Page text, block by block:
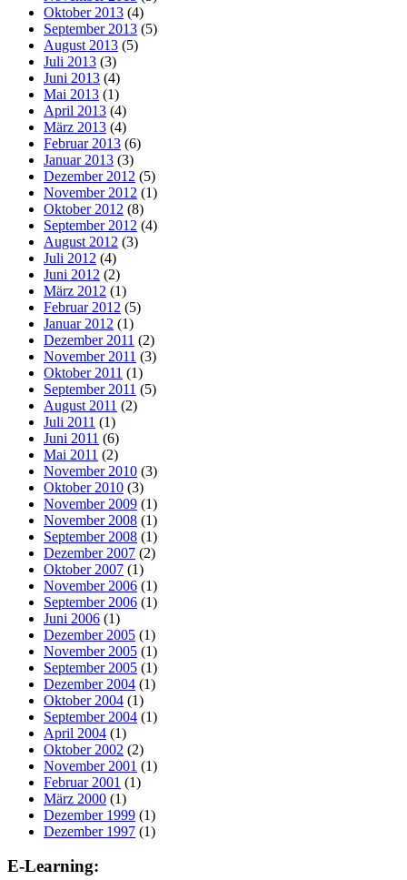
Oktober 2013 (4)
September 2013 (5)
August 2013 (5)
Juli 2013 (3)
Juni 2013 (4)
Mai 2013 (1)
April 2013 (4)
März 2013 (4)
Februar 2013 (6)
Januar 2013 (3)
Dezember 2012 (5)
November 2012 (1)
Oktober 2012 (8)
September 2012 (4)
August 2012 (3)
Juli 2012 (4)
Juni 2012 (2)
März 2012 (1)
Februar 2012 (5)
Januar 2012 (1)
Dezember 2011 (2)
November 2011 (3)
Oktober 2011 (1)
September 2011 (5)
August 2011 (2)
Juli 2011 (1)
Juni 2011 (6)
Mai 2011 (2)
November 2010 (3)
Oktober 2010 (3)
November 2009 (1)
November 2008 (1)
September 2008 (1)
Dezember 2007 (2)
Oktober 2007 (1)
November 2006 (1)
September 2006 (1)
Juni 2006 (1)
Dezember 2005 (1)
November 2005 (1)
September 2005 (1)
Dezember 2004 (1)
Oktober 2004 (1)
September 2004 (1)
April 2004 (1)
Oktober 2002 (2)
November 2001 (1)
Februar 2001 (1)
März 2000 (1)
Dezember 1999 (1)
Dezember 1997 (1)
E-Learning: